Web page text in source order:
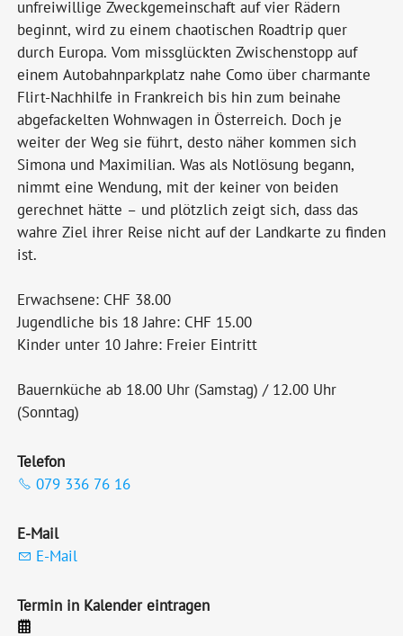
unfreiwillige Zweckgemeinschaft auf vier Rädern
beginnt, wird zu einem chaotischen Roadtrip quer
durch Europa. Vom missglückten Zwischenstopp auf
einem Autobahnparkplatz nahe Como über charmante
Flirt-Nachhilfe in Frankreich bis hin zum beinahe
abgefackelten Wohnwagen in Österreich. Doch je
weiter der Weg sie führt, desto näher kommen sich
Simona und Maximilian. Was als Notlösung begann,
nimmt eine Wendung, mit der keiner von beiden
gerechnet hätte – und plötzlich zeigt sich, dass das
wahre Ziel ihrer Reise nicht auf der Landkarte zu finden
ist.
Erwachsene: CHF 38.00
Jugendliche bis 18 Jahre: CHF 15.00
Kinder unter 10 Jahre: Freier Eintritt
Bauernküche ab 18.00 Uhr (Samstag) / 12.00 Uhr
(Sonntag)
Telefon
079 336 76 16
E-Mail
E-Mail
Termin in Kalender eintragen